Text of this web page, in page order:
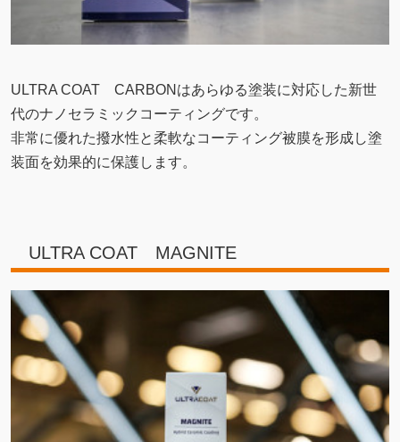
ULTRA COAT CARBONはあらゆる塗装に対応した新世
代のナノセラミックコーティングです。
非常に優れた撥水性と柔軟なコーティング被膜を形成し塗
装面を効果的に保護します。
ULTRA COAT MAGNITE